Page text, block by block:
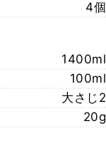
4個
1400ml
100ml
大さじ2
20g